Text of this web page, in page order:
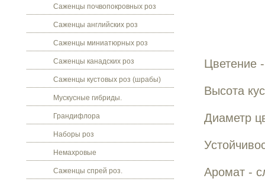
Саженцы почвопокровных роз
Саженцы английских роз
Саженцы миниатюрных роз
Саженцы канадских роз
Саженцы кустовых роз (шрабы)
Мускусные гибриды.
Грандифлора
Наборы роз
Немахровые
Саженцы спрей роз.
Цветение
Высота
Диаметр
Аромат -